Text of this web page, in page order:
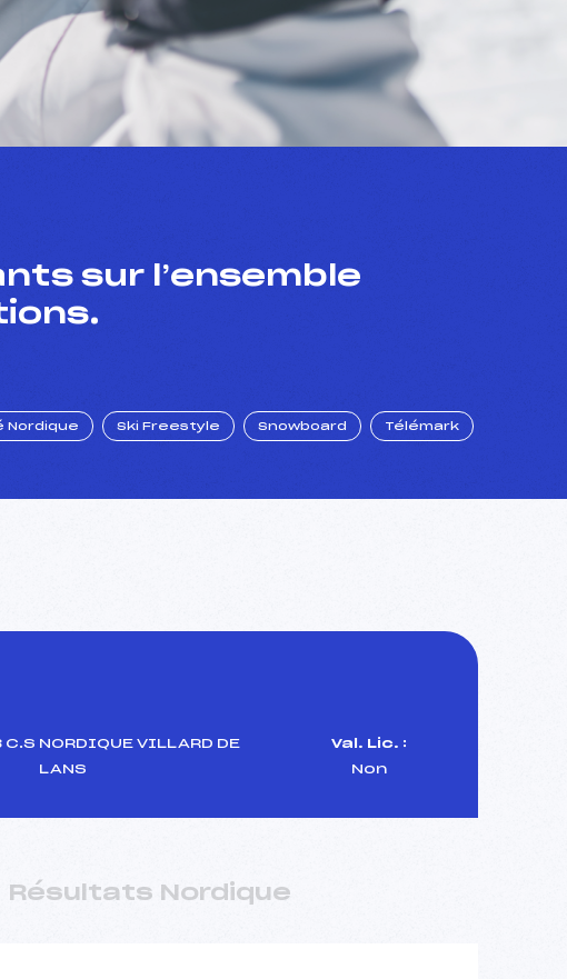
sur l’ensemble
Nordique Ski Freestyle Snowboard Télémark
NORDIQUE VILLARD DE
LANS
Val. Lic. :
Non
Résultats Nordique